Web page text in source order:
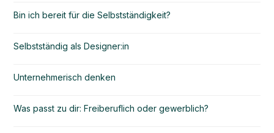
Bin ich bereit für die Selbstständigkeit?
Selbstständig als Designer:in
Unternehmerisch denken
Was passt zu dir: Freiberuflich oder gewerblich?